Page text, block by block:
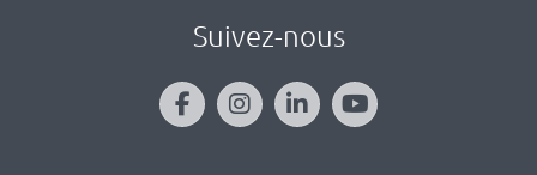
Suivez-nous